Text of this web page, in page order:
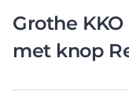
Grothe
met knop